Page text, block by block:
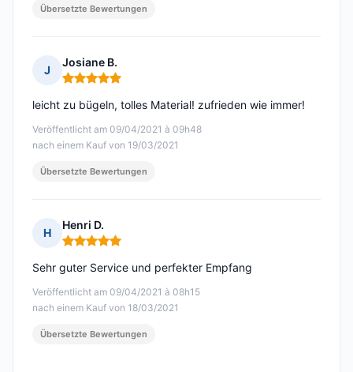
Übersetzte Bewertungen
J
Josiane B.
Hinweis: 5 von 5
Veröffentlicht am 09/04/2021 à 09h48
nach einem Kauf von 19/03/2021
leicht zu bügeln, tolles Material! zufrieden wie immer!
Übersetzte Bewertungen
H
Henri D.
Hinweis: 5 von 5
Veröffentlicht am 09/04/2021 à 08h15
nach einem Kauf von 18/03/2021
Sehr guter Service und perfekter Empfang
Übersetzte Bewertungen